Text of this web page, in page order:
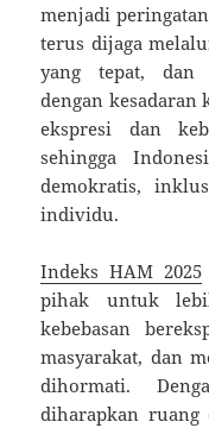
menjadi
terus dijaga
yang tepat, dan
dengan kesadaran
ekspresi dan
sehingga
demokratis,
individu.
Indeks HAM 2025
pihak untuk
kebebasan
masyarakat, dan
dihormati.
diharapkan ruang